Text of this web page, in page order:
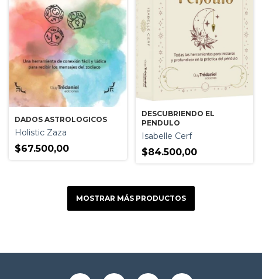
DADOS ASTROLOGICOS
Holistic Zaza
$67.500,00
DESCUBRIENDO EL
PENDULO
Isabelle Cerf
$84.500,00
MOSTRAR MÁS PRODUCTOS